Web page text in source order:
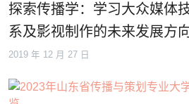
探索传播学：学习大众媒体
系及影视制作的未来发展方
2019 年 12 月 27 日